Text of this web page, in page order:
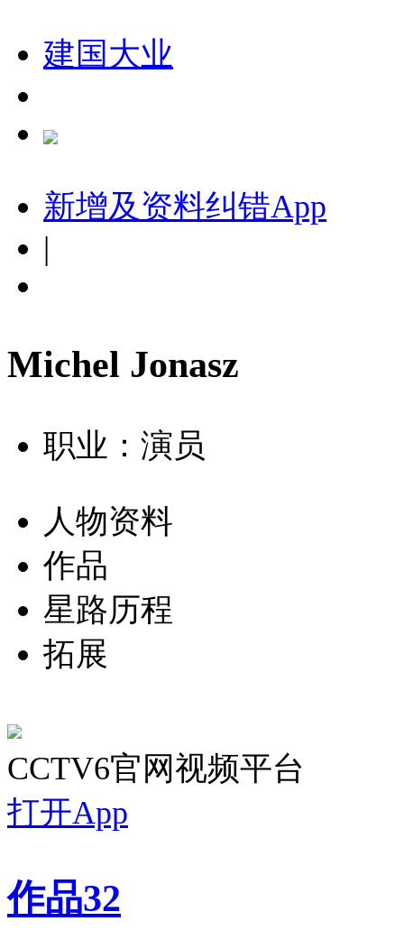
建国大业
新增及资料纠错App
|
Michel Jonasz
职业：演员
人物资料
作品
星路历程
拓展
CCTV6官网视频平台
打开App
作品32